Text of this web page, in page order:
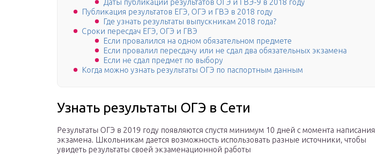
Даты публикации результатов ОГЭ и ГВЭ-9 в 2018 году
Публикация результатов ЕГЭ, ОГЭ и ГВЭ в 2018 году
Где узнать результаты выпускникам 2018 года?
Сроки пересдач ЕГЭ, ОГЭ и ГВЭ
Если провалился на одном обязательном предмете
Если провалил пересдачу или не сдал два обязательных экзамена
Если не сдал предмет по выбору
Когда можно узнать результаты ОГЭ по паспортным данным
Узнать результаты ОГЭ в Сети
Результаты ОГЭ в 2019 году появляются спустя минимум 10 дней с момента написания
экзамена. Школьникам дается возможность использовать разные источники, чтобы
увидеть результаты своей экзаменационной работы